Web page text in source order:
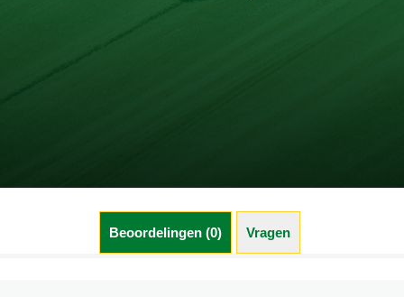
Beoordelingen (0) Vragen